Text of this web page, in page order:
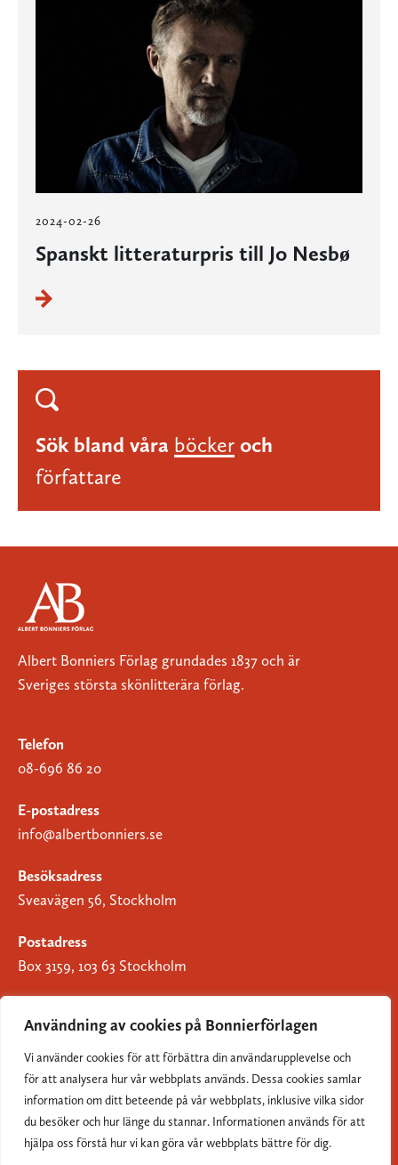
Användning av cookies på Bonnierförlagen
Vi använder cookies för att förbättra din användarupplevelse och
för att analysera hur vår webbplats används. Dessa cookies samlar
information om ditt beteende på vår webbplats, inklusive vilka sidor
du besöker och hur länge du stannar. Informationen används för att
hjälpa oss förstå hur vi kan göra vår webbplats bättre för dig.
2024-02-26
Spanskt litteraturpris till Jo Nesbø
Sök bland våra böcker och
författare
Albert Bonniers Förlag grundades 1837 och är
Sveriges största skönlitterära förlag.
Telefon
08-696 86 20
E-postadress
info@albertbonniers.se
Besöksadress
Sveavägen 56, Stockholm
Postadress
Box 3159, 103 63 Stockholm
Om Bonnierförlagen
Cookies
Integritetspolicy